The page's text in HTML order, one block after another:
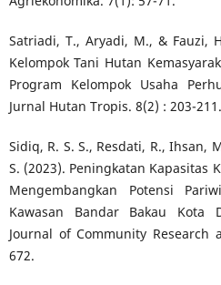
Satriadi, T., Aryadi, M., & Fauzi,
Kelompok Tani Hutan
Program Kelompok Usaha
Jurnal Hutan Tropis. 8(2) : 203-211.
Sidiq, R. S. S., Resdati, R., Ihsan,
S. (2023). Peningkatan Kapasitas
Mengembangkan Potensi
Kawasan Bandar Bakau Kota
Journal of Community Research
672.